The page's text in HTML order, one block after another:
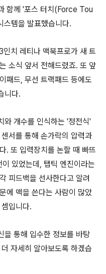
함께 '포스 터치(Force Tou
템을 발표했습니다.
치 레티나 맥북프로가 새 트
소식 앞서 전해드렸죠. 또 앞
패드, 무선 트랙패드 등에도
니다.
와 개수를 인식하는 '정전식'
서를 통해 손가락의 압력과
. 또 입력장치를 논할 때 빠뜨
있었는데, 탭틱 엔진이라는
피드백을 선사한다고 알려
에 맥을 쓴다는 사람이 많았
입니다.
을 통해 입수한 정보를 바탕
자세히 알아보도록 하겠습